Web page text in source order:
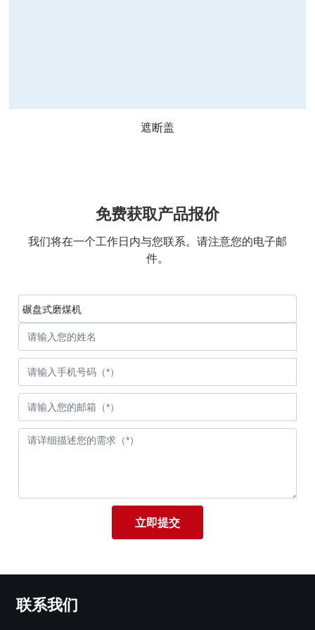
遮断盖
免费获取产品报价
我们将在一个工作日内与您联系。请注意您的电子邮
件。
碾盘式磨煤机
立即提交
联系我们